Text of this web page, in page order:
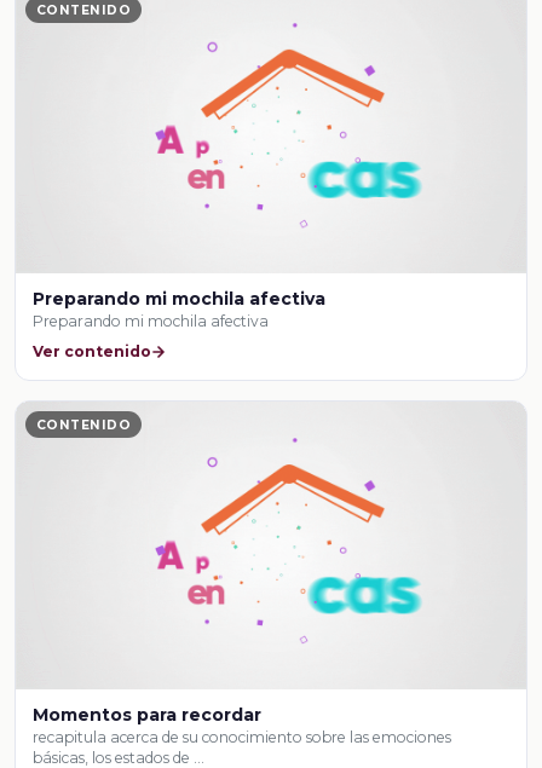
CONTENIDO
Preparando mi mochila afectiva
Preparando mi mochila afectiva
Ver contenido
CONTENIDO
Momentos para recordar
recapitula acerca de su conocimiento sobre las emociones
básicas, los estados de …